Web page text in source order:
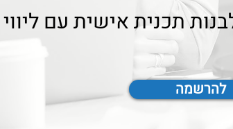
תכנית אישית עם ליווי
להרשמה